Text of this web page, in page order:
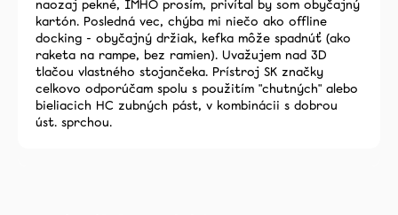
naozaj pekné, IMHO prosím, privítal by som obyčajný
kartón. Posledná vec, chýba mi niečo ako offline
docking - obyčajný držiak, kefka môže spadnúť (ako
raketa na rampe, bez ramien). Uvažujem nad 3D
tlačou vlastného stojančeka. Prístroj SK značky
celkovo odporúčam spolu s použitím "chutných" alebo
bieliacich HC zubných pást, v kombinácii s dobrou
úst. sprchou.